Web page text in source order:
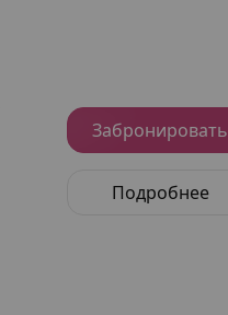
Забронировать
Подробнее